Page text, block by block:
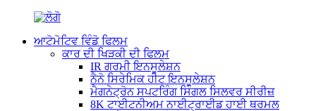
ਆਟੋਮੋਟਿਵ ਵਿੰਡੋ ਫਿਲਮ
ਕਾਰ ਦੀ ਖਿੜਕੀ ਦੀ ਫਿਲਮ
IR ਗਰਮੀ ਇਨਸੂਲੇਸ਼ਨ
ਨੈਨੋ ਸਿਰੇਮਿਕ ਹੀਟ ਇਨਸੂਲੇਸ਼ਨ
ਮੈਗਨੇਟ੍ਰੋਨ ਸਪਟਰਿੰਗ ਸਿੰਗਲ ਸਿਲਵਰ ਸੀਰੀਜ਼
8K ਟਾਈਟਨੀਅਮ ਨਾਈਟ੍ਰਾਈਡ ਹਾਈ ਥਰਮਲ